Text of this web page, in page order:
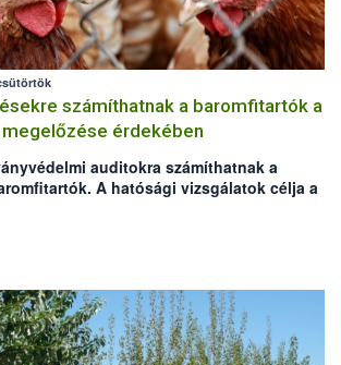
számíthatnak a baromfitartók a
érdekében
auditokra számíthatnak a
A hatósági vizsgálatok célja a
melynek felbukkanására az őszi-
idején ismét nagyobb az esély. Az akció a
(BTT) kezdeményezésére indul,
illetékes kormányhivatalok biztosítják a
audit arra hívja fel az állattartók figyelmét,
előírások betartásával sokat tehetnek a
csökkentéséért.